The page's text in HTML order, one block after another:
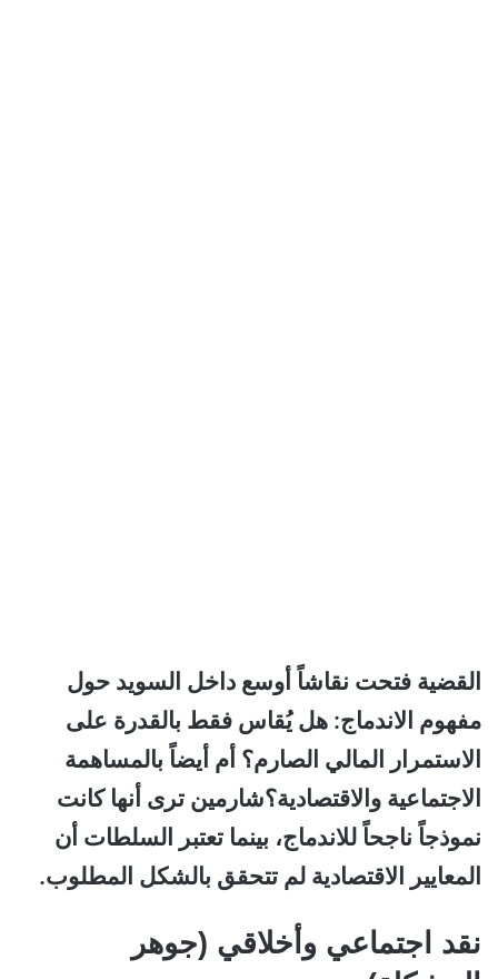
القضية فتحت نقاشاً أوسع داخل السويد حول
مفهوم الاندماج: هل يُقاس فقط بالقدرة على
الاستمرار المالي الصارم؟ أم أيضاً بالمساهمة
الاجتماعية والاقتصادية؟شارمين ترى أنها كانت
نموذجاً ناجحاً للاندماج، بينما تعتبر السلطات أن
المعايير الاقتصادية لم تتحقق بالشكل المطلوب.
نقد اجتماعي وأخلاقي (جوهر